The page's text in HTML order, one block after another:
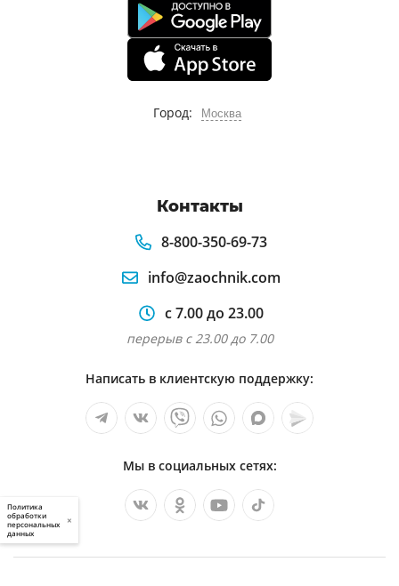
Город: Москва
Контакты
8-800-350-69-73
info@zaochnik.com
с 7.00 до 23.00
перерыв с 23.00 до 7.00
Написать в клиентскую поддержку:
Мы в социальных сетях:
Политика
обработки
персональных
данных
×